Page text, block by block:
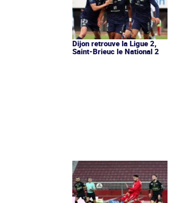
Dijon retrouve la Ligue 2,
Saint-Brieuc le National 2